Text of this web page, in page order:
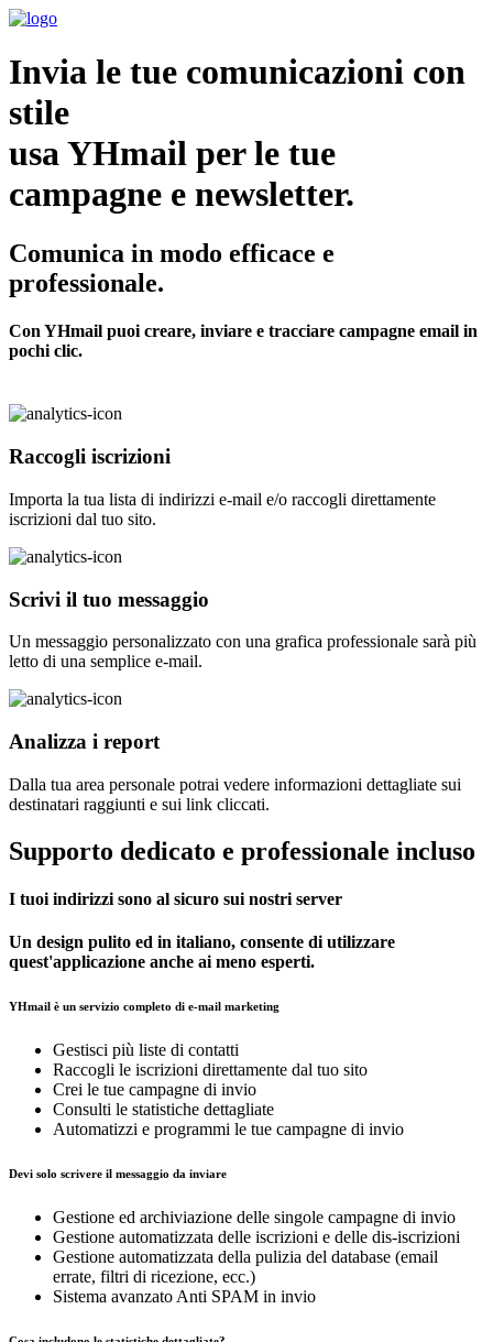
Invia le tue comunicazioni con
stile
usaYHmail per le tue
campagne e newsletter.
Comunica in modo efficace e
professionale.
Con YHmail puoi creare, inviare e tracciare campagne email in
pochi clic.
Raccogli iscrizioni
Importa la tua lista di indirizzi e-mail e/o raccogli direttamente
iscrizioni dal tuo sito.
Scrivi il tuo messaggio
Un messaggio personalizzato con una grafica professionale sarà più
letto di una semplice e-mail.
Analizza i report
Dalla tua area personale potrai vedere informazioni dettagliate sui
destinatari raggiunti e sui link cliccati.
Supporto dedicato e professionale incluso
I tuoi indirizzi sono al sicuro sui nostri server
Un design pulito ed in italiano, consente di utilizzare
quest'applicazione anche ai meno esperti.
YHmail è un servizio completo di e-mail marketing
Gestisci più liste di contatti
Raccogli le iscrizioni direttamente dal tuo sito
Crei le tue campagne di invio
Consulti le statistiche dettagliate
Automatizzi e programmi le tue campagne di invio
Devi solo scrivere il messaggio da inviare
Gestione ed archiviazione delle singole campagne di invio
Gestione automatizzata delle iscrizioni e delle dis-iscrizioni
Gestione automatizzata della pulizia del database (email
errate, filtri di ricezione, ecc.)
Sistema avanzato Anti SPAM in invio